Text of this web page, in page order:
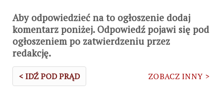
Aby odpowiedzieć na to ogłoszenie dodaj
komentarz poniżej. Odpowiedź pojawi się pod
ogłoszeniem po zatwierdzeniu przez
redakcję.
< IDŹ POD PRĄD ZOBACZ INNY >